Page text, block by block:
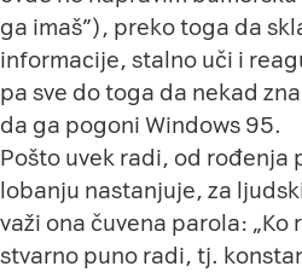
ga imaš”), preko toga da
informacije, stalno uči i
pa sve do toga da nekad
da ga pogoni Windows 95.
Pošto uvek radi, od rođenja
lobanju nastanjuje, za
važi ona čuvena parola: „Ko
stvarno puno radi, tj.